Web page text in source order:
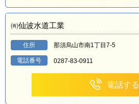
㈲仙波水道工業
住所 那須烏山市南1丁目7-5
電話番号 0287-83-0911
電話する